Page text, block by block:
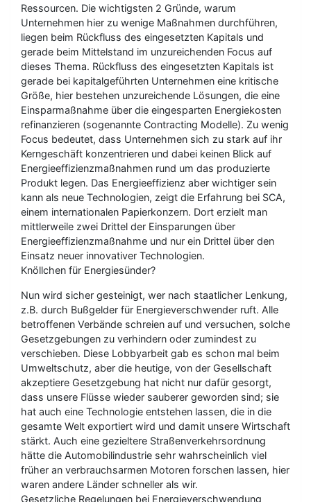
Ressourcen. Die wichtigsten 2 Gründe, warum
Unternehmen hier zu wenige Maßnahmen durchführen,
liegen beim Rückfluss des eingesetzten Kapitals und
gerade beim Mittelstand im unzureichenden Focus auf
dieses Thema. Rückfluss des eingesetzten Kapitals ist
gerade bei kapitalgeführten Unternehmen eine kritische
Größe, hier bestehen unzureichende Lösungen, die eine
Einsparmaßnahme über die eingesparten Energiekosten
refinanzieren (sogenannte Contracting Modelle). Zu wenig
Focus bedeutet, dass Unternehmen sich zu stark auf ihr
Kerngeschäft konzentrieren und dabei keinen Blick auf
Energieeffizienzmaßnahmen rund um das produzierte
Produkt legen. Das Energieeffizienz aber wichtiger sein
kann als neue Technologien, zeigt die Erfahrung bei SCA,
einem internationalen Papierkonzern. Dort erzielt man
mittlerweile zwei Drittel der Einsparungen über
Energieeffizienzmaßnahme und nur ein Drittel über den
Einsatz neuer innovativer Technologien.
Knöllchen für Energiesünder?
Nun wird sicher gesteinigt, wer nach staatlicher Lenkung,
z.B. durch Bußgelder für Energieverschwender ruft. Alle
betroffenen Verbände schreien auf und versuchen, solche
Gesetzgebungen zu verhindern oder zumindest zu
verschieben. Diese Lobbyarbeit gab es schon mal beim
Umweltschutz, aber die heutige, von der Gesellschaft
akzeptiere Gesetzgebung hat nicht nur dafür gesorgt,
dass unsere Flüsse wieder sauberer geworden sind; sie
hat auch eine Technologie entstehen lassen, die in die
gesamte Welt exportiert wird und damit unsere Wirtschaft
stärkt. Auch eine gezieltere Straßenverkehrsordnung
hätte die Automobilindustrie sehr wahrscheinlich viel
früher an verbrauchsarmen Motoren forschen lassen, hier
waren andere Länder schneller als wir.
Gesetzliche Regelungen bei Energieverschwendung